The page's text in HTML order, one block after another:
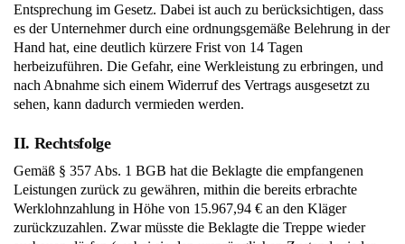
Entsprechung im Gesetz. Dabei ist auch zu berücksichtigen, dass
es der Unternehmer durch eine ordnungsgemäße Belehrung in der
Hand hat, eine deutlich kürzere Frist von 14 Tagen
herbeizuführen. Die Gefahr, eine Werkleistung zu erbringen, und
nach Abnahme sich einem Widerruf des Vertrags ausgesetzt zu
sehen, kann dadurch vermieden werden.
II. Rechtsfolge
Gemäß § 357 Abs. 1 BGB hat die Beklagte die empfangenen
Leistungen zurück zu gewähren, mithin die bereits erbrachte
Werklohnzahlung in Höhe von 15.967,94 € an den Kläger
zurückzuzahlen. Zwar müsste die Beklagte die Treppe wieder